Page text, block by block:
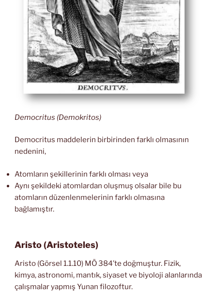
Democritus (Demokritos)
Democritus maddelerin birbirinden farklı olmasının
nedenini,
Atomların şekillerinin farklı olması veya
Aynı şekildeki atomlardan oluşmuş olsalar bile bu
atomların düzenlenmelerinin farklı olmasına
bağlamıştır.
Aristo (Aristoteles)
Aristo (Görsel 1.1.10) MÖ 384’te doğmuştur. Fizik,
kimya, astronomi, mantık, siyaset ve biyoloji alanlarında
çalışmalar yapmış Yunan filozoftur.